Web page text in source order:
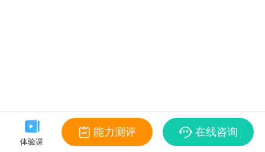
体验课
能力测评 在线咨询